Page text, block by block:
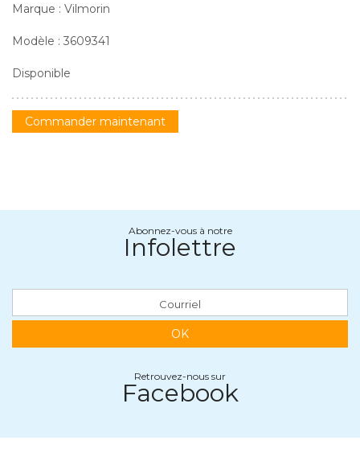
Marque : Vilmorin
Modèle : 3609341
Disponible
Commander maintenant
Abonnez-vous à notre
Infolettre
OK
Retrouvez-nous sur
Facebook